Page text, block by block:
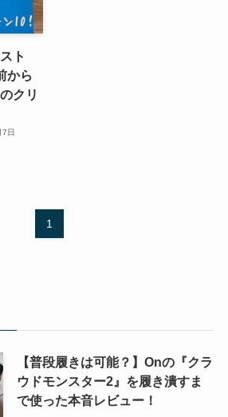
ト
から
クリ
日
1
【普段履きは可能？】Onの『クラ
ウドモンスター2』を履き潰すま
で使った本音レビュー！